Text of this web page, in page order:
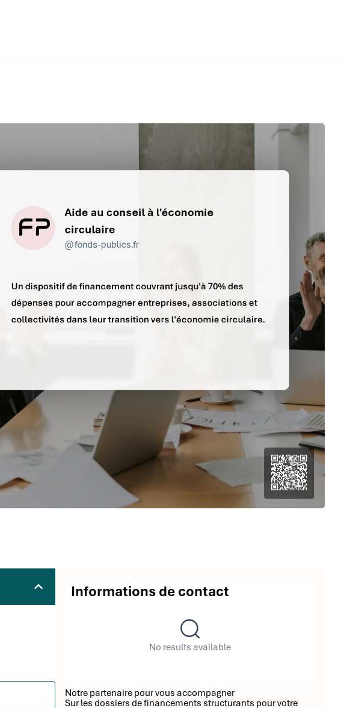
Informations de contact
No results available
Notre partenaire pour vous accompagner
Sur les dossiers de financements structurants pour votre